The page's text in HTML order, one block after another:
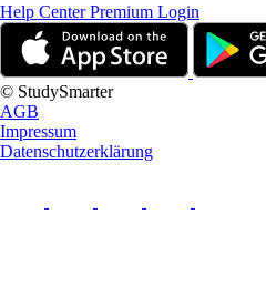
Help CenterPremium Login
© StudySmarter
AGB
Impressum
Datenschutzerklärung